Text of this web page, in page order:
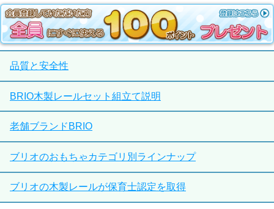
品質と安全性
BRIO木製レールセット組立て説明
老舗ブランドBRIO
ブリオのおもちゃカテゴリ別ラインナップ
ブリオの木製レールが保育士認定を取得